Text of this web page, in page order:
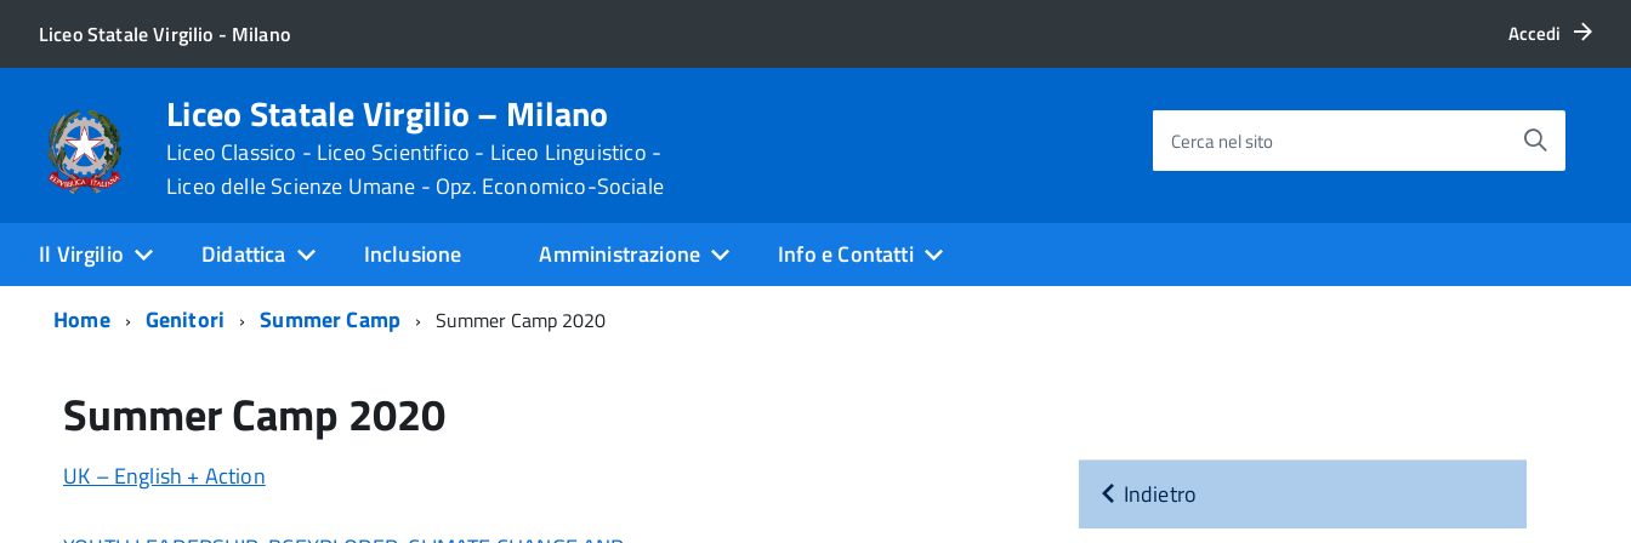
Liceo Statale Virgilio - Milano Accedi
Liceo Statale Virgilio – Milano
Liceo Classico - Liceo Scientifico - Liceo Linguistico -
Liceo delle Scienze Umane - Opz. Economico-Sociale
Cerca nel sito
Il Virgilio Didattica Inclusione Amministrazione
Info e Contatti
Home
Genitori Summer Camp Summer Camp 2020
Summer Camp 2020
UK – English + Action
Indietro